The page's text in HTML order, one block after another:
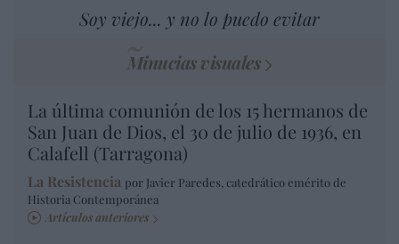
Soy viejo... y no lo puedo evitar
Minucias visuales
La última comunión de los 15 hermanos de
San Juan de Dios, el 30 de julio de 1936, en
Calafell (Tarragona)
La Resistencia por Javier Paredes, catedrático emérito de
Historia Contemporánea
Artículos anteriores